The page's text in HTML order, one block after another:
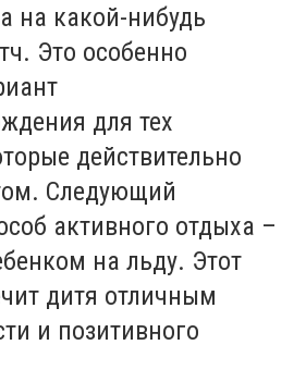
на какой-нибудь
Это особенно
для тех
действительно
Следующий
активного отдыха –
на льду. Этот
дитя отличным
и позитивного